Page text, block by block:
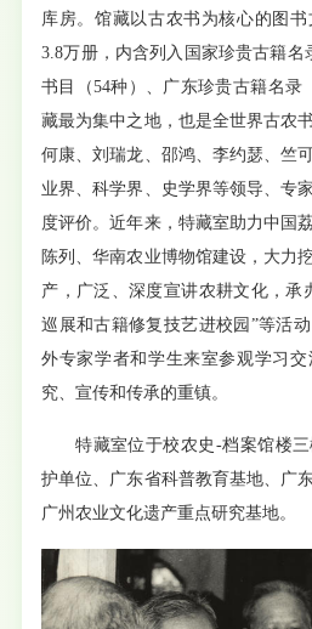
库房。馆藏以古农书为核心的图
3.8万册，内含列入国家珍贵古籍名
书目（54种）、广东珍贵古籍名录
藏最为集中之地，也是全世界古农
何康、刘瑞龙、邵鸿、李约瑟、竺
业界、科学界、史学界等领导、专
度评价。近年来，特藏室助力中国
陈列、华南农业博物馆建设，大力
产，广泛、深度宣讲农耕文化，承
巡展和古籍修复技艺进校园”等活
外专家学者和学生来室参观学习
究、宣传和传承的重镇。
特藏室位于校农史-档案馆楼
护单位、广东省科普教育基地、广
广州农业文化遗产重点研究基地。